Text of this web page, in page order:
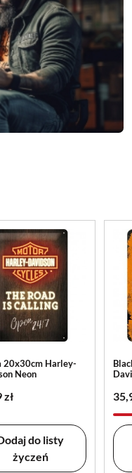
20x30cm Harley-
Neon
zł
do listy
życzeń